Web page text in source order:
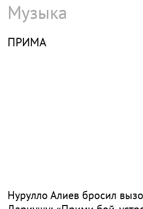
Музыка
ПРИМА
Нурулло Алиев бросил